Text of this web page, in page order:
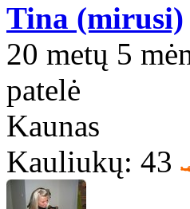
Tina (mirusi)
20 metų 5
patelė
Kaunas
Kauliukų: 43